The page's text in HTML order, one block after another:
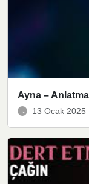
Ayna –
13 Ocak 2025